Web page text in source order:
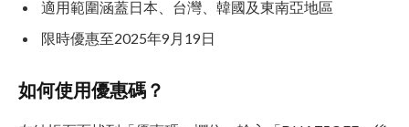
適用範圍涵蓋日本、台灣、韓國及東南亞地區
限時優惠至2025年9月19日
如何使用優惠碼？